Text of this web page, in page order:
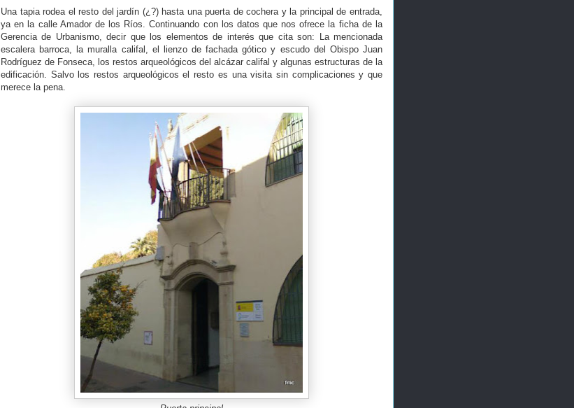
Una tapia rodea el resto del jardín (¿?) hasta una puerta de cochera y la principal de entrada,
ya en la calle Amador de los Ríos. Continuando con los datos que nos ofrece la ficha de la
Gerencia de Urbanismo, decir que los elementos de interés que cita son: La mencionada
escalera barroca, la muralla califal, el lienzo de fachada gótico y escudo del Obispo Juan
Rodríguez de Fonseca, los restos arqueológicos del alcázar califal y algunas estructuras de la
edificación. Salvo los restos arqueológicos el resto es una visita sin complicaciones y que
merece la pena.